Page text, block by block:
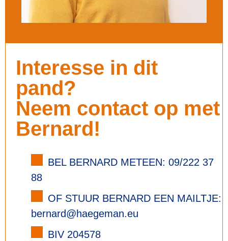
Interesse in dit
pand?
Neem contact op met
Bernard!
BEL BERNARD METEEN: 09/222 37
88
OF STUUR BERNARD EEN MAILTJE:
bernard@haegeman.eu
BIV 204578